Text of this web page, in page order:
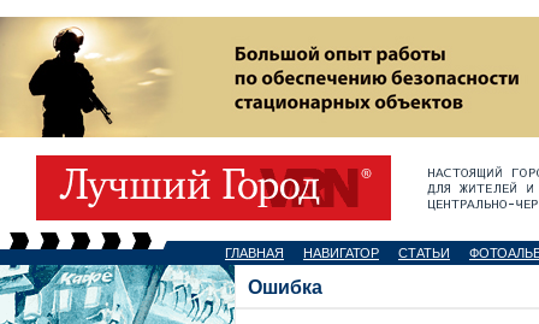
ГЛАВНАЯ НАВИГАТОР СТАТЬИ
Ошибка